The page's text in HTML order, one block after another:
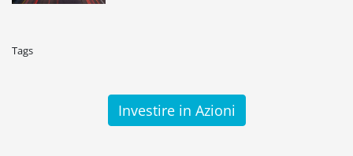
Tags
Investire in Azioni